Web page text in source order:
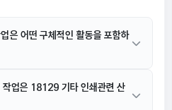
으로 정리합니다.
은 어떤 구체적인 활동을 포함하
박 처리, 엠보싱 가공, 모서리 다듬기,
기타 인쇄관련 서비스업을 포함합니
작업은 18129 기타 인쇄관련 산